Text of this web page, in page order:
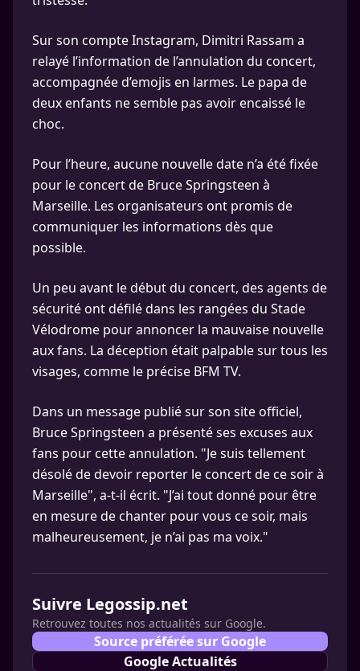
Sur son compte Instagram, Dimitri Rassam a
relayé l’information de l’annulation du concert,
accompagnée d’emojis en larmes. Le papa de
deux enfants ne semble pas avoir encaissé le
choc.
Pour l’heure, aucune nouvelle date n’a été fixée
pour le concert de Bruce Springsteen à
Marseille. Les organisateurs ont promis de
communiquer les informations dès que
possible.
Un peu avant le début du concert, des agents de
sécurité ont défilé dans les rangées du Stade
Vélodrome pour annoncer la mauvaise nouvelle
aux fans. La déception était palpable sur tous les
visages, comme le précise BFM TV.
Dans un message publié sur son site officiel,
Bruce Springsteen a présenté ses excuses aux
fans pour cette annulation. "Je suis tellement
désolé de devoir reporter le concert de ce soir à
Marseille", a-t-il écrit. "J’ai tout donné pour être
en mesure de chanter pour vous ce soir, mais
malheureusement, je n’ai pas ma voix."
Suivre Legossip.net
Retrouvez toutes nos actualités sur Google.
Source préférée sur Google
Google Actualités